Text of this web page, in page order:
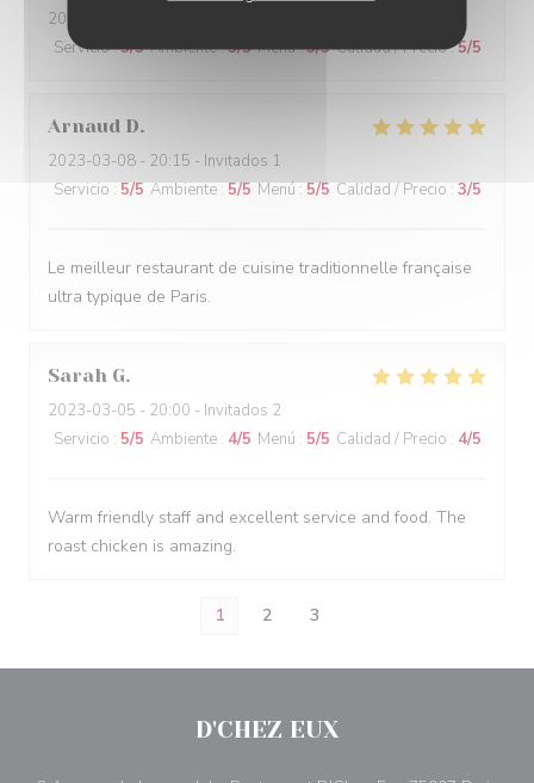
2023-03-08
Servicio:5/5 Ambiente:5/5 Menú:5/5 Calidad / Precio:5/5
Arnaud D
2023-03-08 - 20:15 - Invitados 1
Servicio:5/5 Ambiente:5/5 Menú:5/5 Calidad / Precio : 3/5
Le meilleur restaurant de cuisine traditionnelle française
ultra typique de Paris.
Sarah G
2023-03-05 - 20:00 - Invitados 2
Servicio : 5/5 Ambiente : 4/5 Menú : 5/5 Calidad / Precio : 4/5
Warm friendly staff and excellent service and food. The
roast chicken is amazing.
1 2 3
D'CHEZ EUX